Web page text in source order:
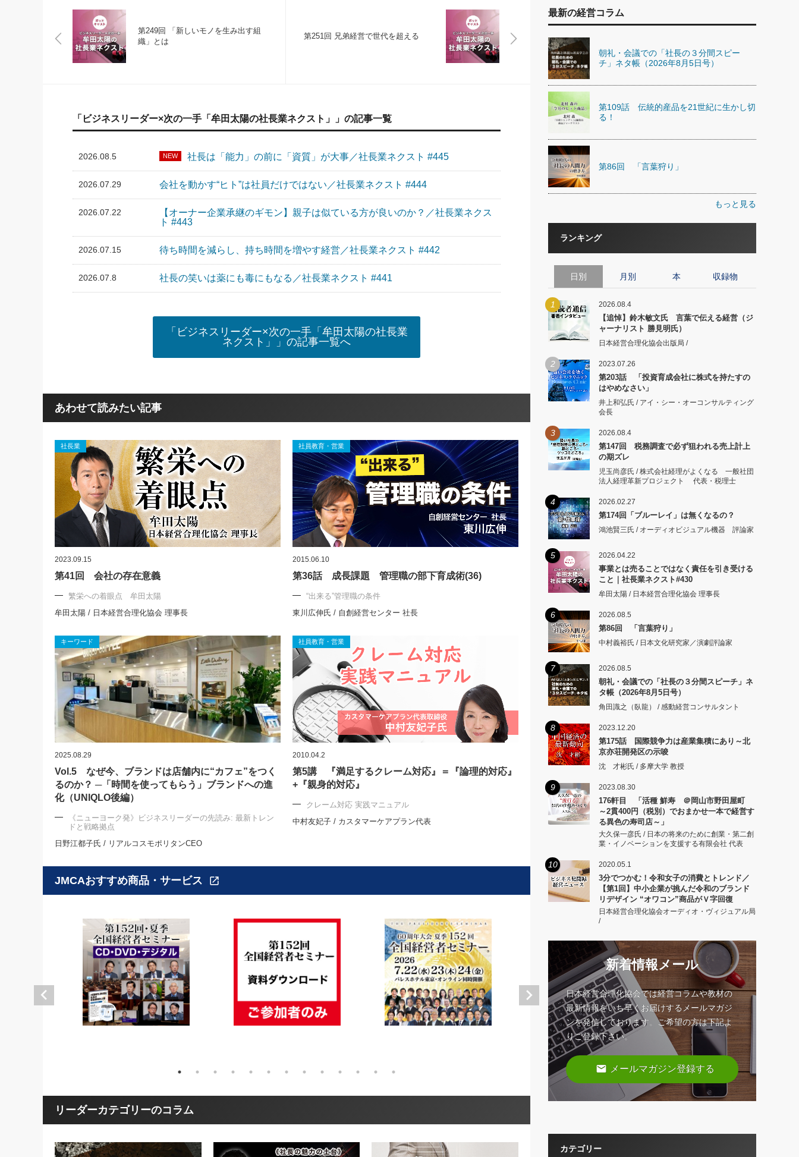
第249回 「新しいモノを生み出す組
織」とは
第251回 兄弟経営で世代を超える
「ビジネスリーダー×次の一手「牟田太陽の社長業ネクスト」」の記事一覧
2026.08.5 NEW 社長は「能力」の前に「資質」が大事／社長業ネクスト #445
2026.07.29 会社を動かす“ヒト”は社員だけではない／社長業ネクスト #444
2026.07.22
【オーナー企業承継のギモン】親子は似ている方が良いのか？／社長業ネクス
ト #443
2026.07.15 待ち時間を減らし、持ち時間を増やす経営／社長業ネクスト #442
2026.07.8 社長の笑いは薬にも毒にもなる／社長業ネクスト #441
「ビジネスリーダー×次の一手「牟田太陽の社長業
ネクスト」」の記事一覧へ
あわせて読みたい記事
社長業
2023.09.15
第41回 会社の存在意義
繁栄への着眼点 牟田太陽
牟田太陽 / 日本経営合理化協会 理事長
社員教育・営業
2015.06.10
第36話 成長課題 管理職の部下育成術(36)
“出来る”管理職の条件
東川広伸氏 / 自創経営センター 社長
キーワード
2025.08.29
Vol.5 なぜ今、ブランドは店舗内に“カフェ”をつく
るのか？ ─「時間を使ってもらう」ブランドへの進
化（UNIQLO後編）
《ニューヨーク発》ビジネスリーダーの先読み: 最新トレン
ドと戦略拠点
日野江都子氏 / リアルコスモポリタンCEO
社員教育・営業
2010.04.2
第5講 『満足するクレーム対応』＝『論理的対応』
+『親身的対応』
クレーム対応 実践マニュアル
中村友妃子 / カスタマーケアプラン代表
JMCAおすすめ商品・サービス open_in_new
リーダーカテゴリーのコラム
最新の経営コラム
朝礼・会議での「社長の３分間スピー
チ」ネタ帳（2026年8月5日号）
第109話 伝統的産品を21世紀に生かし切
る！
第86回 「言葉狩り」
もっと見る
ランキング
日別 月別 本 収録物
1 2026.08.4
【追悼】鈴木敏文氏 言葉で伝える経営（ジ
ャーナリスト 勝見明氏）
日本経営合理化協会出版局 /
2 2023.07.26
第203話 「投資育成会社に株式を持たすの
はやめなさい」
井上和弘氏 / アイ・シー・オーコンサルティング
会長
3 2026.08.4
第147回 税務調査で必ず狙われる売上計上
の期ズレ
児玉尚彦氏 / 株式会社経理がよくなる 一般社団
法人経理革新プロジェクト 代表・税理士
4 2026.02.27
第174回「ブルーレイ」は無くなるの？
鴻池賢三氏 / オーディオビジュアル機器 評論家
5 2026.04.22
事業とは売ることではなく責任を引き受ける
こと｜社長業ネクスト#430
牟田太陽 / 日本経営合理化協会 理事長
6 2026.08.5
第86回 「言葉狩り」
中村義裕氏 / 日本文化研究家／演劇評論家
7 2026.08.5
朝礼・会議での「社長の３分間スピーチ」ネ
タ帳（2026年8月5日号）
角田識之（臥龍） / 感動経営コンサルタント
8 2023.12.20
第175話 国際競争力は産業集積にあり～北
京亦荘開発区の示唆
沈 才彬氏 / 多摩大学 教授
9 2023.08.30
176軒目 「活種 鮮寿 ＠岡山市野田屋町
～2貫400円（税別）でおまかせ一本で経営す
る異色の寿司店～」
大久保一彦氏 / 日本の将来のために創業・第二創
業・イノベーションを支援する有限会社 代表
10 2020.05.1
3分でつかむ！令和女子の消費とトレンド／
【第1回】中小企業が挑んだ令和のブランド
リデザイン “オワコン”商品がＶ字回復
日本経営合理化協会オーディオ・ヴィジュアル局
/
新着情報メール
日本経営合理化協会では経営コラムや教材の
最新情報をいち早くお届けするメールマガジ
ンを発信しております。ご希望の方は下記よ
りご登録下さい。
email メールマガジン登録する
カテゴリー